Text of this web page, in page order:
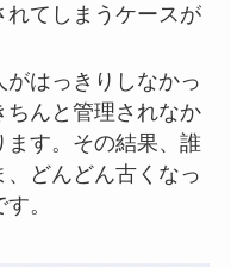
てしまうケースが
がはっきりしなかっ
ちんと管理されなか
ます。その結果、誰
どんどん古くなっ
。